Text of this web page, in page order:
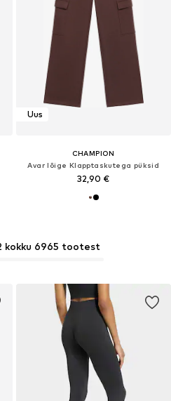
Uus
CHAMPION
Avar lõige Klapptaskutega püksid
32,90 €
kokku 6965 tootest